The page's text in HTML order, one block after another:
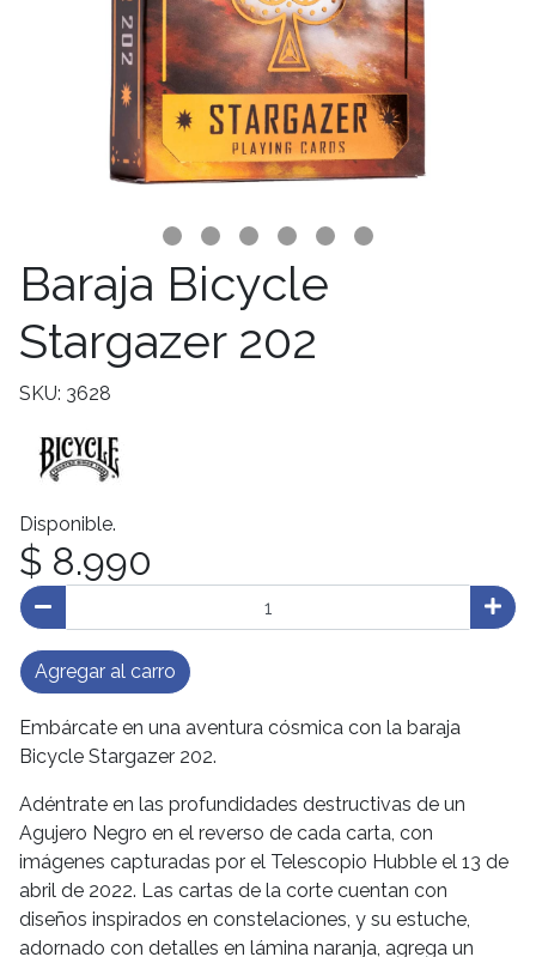
Baraja Bicycle
Stargazer 202
SKU: 3628
Disponible.
$ 8.990
Agregar al carro
Embárcate en una aventura cósmica con la baraja
Bicycle Stargazer 202.
Adéntrate en las profundidades destructivas de un
Agujero Negro en el reverso de cada carta, con
imágenes capturadas por el Telescopio Hubble el 13 de
abril de 2022. Las cartas de la corte cuentan con
diseños inspirados en constelaciones, y su estuche,
adornado con detalles en lámina naranja, agrega un